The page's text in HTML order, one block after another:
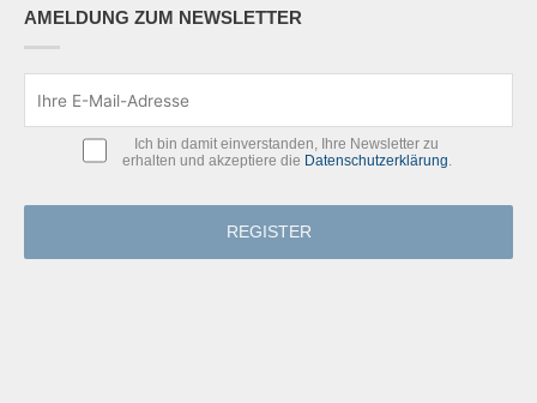
AMELDUNG ZUM NEWSLETTER
Ich bin damit einverstanden, Ihre Newsletter zu
erhalten und akzeptiere die Datenschutzerklärung.